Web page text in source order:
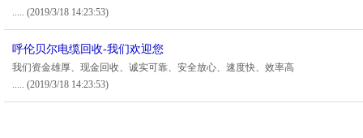
..... (2019/3/18 14:23:53)
呼伦贝尔电缆回收-我们欢迎您
我们资金雄厚、现金回收、诚实可靠、安全放心、速度快、效率高
..... (2019/3/18 14:23:53)